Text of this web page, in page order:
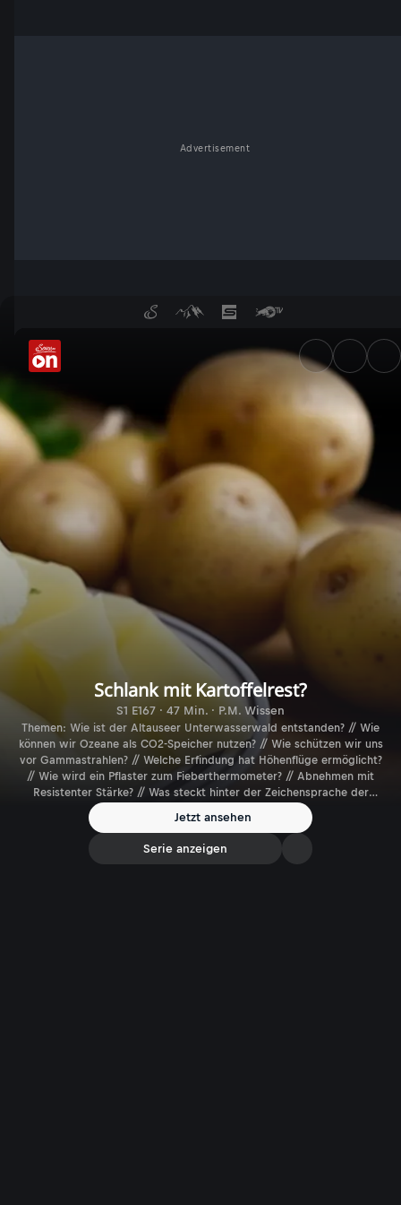
Advertisement
Schlank mit alten Kartoffeln?
Schlank mit Kartoffelrest?
S1 E167 · 47 Min. · P.M. Wissen
Themen: Wie ist der Altauseer Unterwasserwald entstanden? // Wie
können wir Ozeane als CO2-Speicher nutzen? // Wie schützen wir uns
vor Gammastrahlen? // Welche Erfindung hat Höhenflüge ermöglicht?
// Wie wird ein Pflaster zum Fieberthermometer? // Abnehmen mit
Resistenter Stärke? // Was steckt hinter der Zeichensprache der
Zahnpastatuben? // Moderation: Dr. Gernot Grömer
Jetzt ansehen
Serie anzeigen